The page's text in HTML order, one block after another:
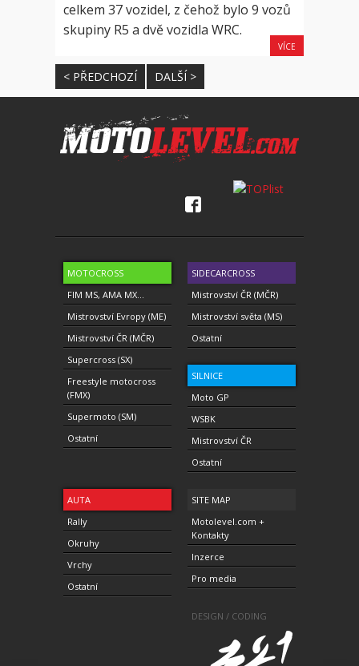
celkem 37 vozidel, z čehož bylo 9 vozů
skupiny R5 a dvě vozidla WRC.
VÍCE
< PŘEDCHOZÍ DALŠÍ >
MOTOCROSS
FIM MS, AMA MX...
Mistrovství Evropy (ME)
Mistrovství ČR (MČR)
Supercross (SX)
Freestyle motocross
(FMX)
Supermoto (SM)
Ostatní
SIDECARCROSS
Mistrovství ČR (MČR)
Mistrovství světa (MS)
Ostatní
SILNICE
Moto GP
WSBK
Mistrovství ČR
Ostatní
AUTA
Rally
Okruhy
Vrchy
Ostatní
SITE MAP
Motolevel.com +
Kontakty
Inzerce
Pro media
DESIGN / CODING